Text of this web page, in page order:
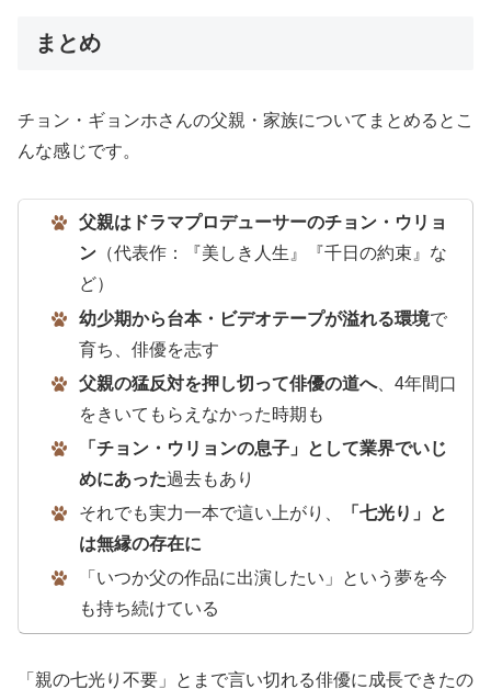
まとめ
チョン・ギョンホさんの父親・家族についてまとめるとこ
んな感じです。
父親はドラマプロデューサーのチョン・ウリョ
ン（代表作：『美しき人生』『千日の約束』な
ど）
幼少期から台本・ビデオテープが溢れる環境で
育ち、俳優を志す
父親の猛反対を押し切って俳優の道へ、4年間口
をきいてもらえなかった時期も
「チョン・ウリョンの息子」として業界でいじ
めにあった過去もあり
それでも実力一本で這い上がり、
「七光り」と
は無縁の存在に
「いつか父の作品に出演したい」という夢を今
も持ち続けている
「親の七光り不要」とまで言い切れる俳優に成長できたの